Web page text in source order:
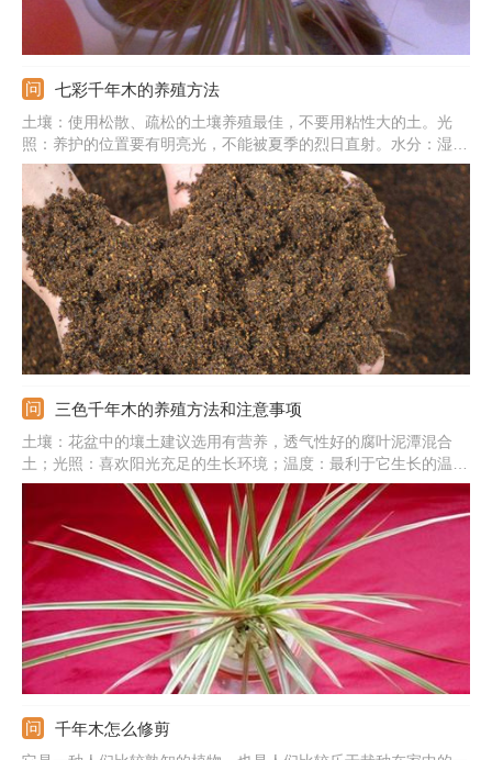
七彩千年木的养殖方法
土壤：使用松散、疏松的土壤养殖最佳，不要用粘性大的土。光
照：养护的位置要有明亮光，不能被夏季的烈日直射。水分：湿度
要足够高，浇水要等干透后再浇，气候干时需适当喷洒水。施肥：
生长期每周施一次肥，不可施加浓肥和生肥。
三色千年木的养殖方法和注意事项
土壤：花盆中的壤土建议选用有营养，透气性好的腐叶泥潭混合
土；光照：喜欢阳光充足的生长环境；温度：最利于它生长的温度
是18℃-28℃；浇水：夏天天气干燥可以给水勤一点；施肥：每个
月可以给植株施1-2次肥，如果是养殖了很多年的植株则需要每1-2
个周施一次肥。
千年木怎么修剪